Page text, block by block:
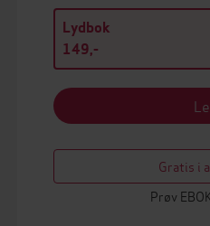
Lydbok
149,-
Gratis i
Prøv